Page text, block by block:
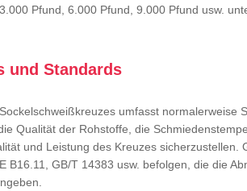
Pfund, 6.000 Pfund, 9.000 Pfund usw.
und Standards
umfasst normalerweise
Qualität der Rohstoffe, die
und Leistung des Kreuzes
B16.11, GB/T 14383 usw. befolgen, die die